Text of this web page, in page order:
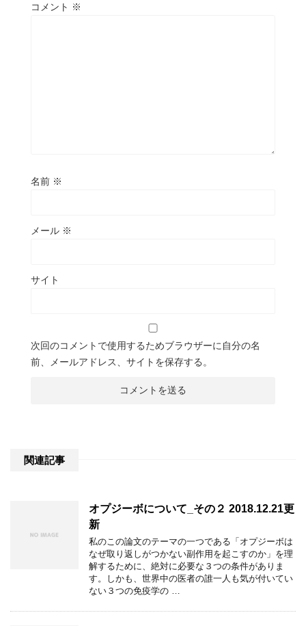
コメント ※
名前 ※
メール ※
サイト
次回のコメントで使用するためブラウザーに自分の名
前、メールアドレス、サイトを保存する。
関連記事
オプジーボについて_その２ 2018.12.21更
新
私のこの論文のテーマの一つである「オプジーボは
なぜ取り返しがつかない副作用を起こすのか」を理
解するために、絶対に必要な３つの条件がありま
す。しかも、世界中の医者の誰一人も気が付いてい
ない３つの免疫学の …